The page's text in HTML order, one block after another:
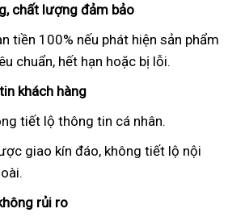
chất lượng đảm bảo
tiền 100% nếu phát hiện sản phẩm
chuẩn, hết hạn hoặc bị lỗi.
khách hàng
tiết lộ thông tin cá nhân.
giao kín đáo, không tiết lộ nội
rủi ro